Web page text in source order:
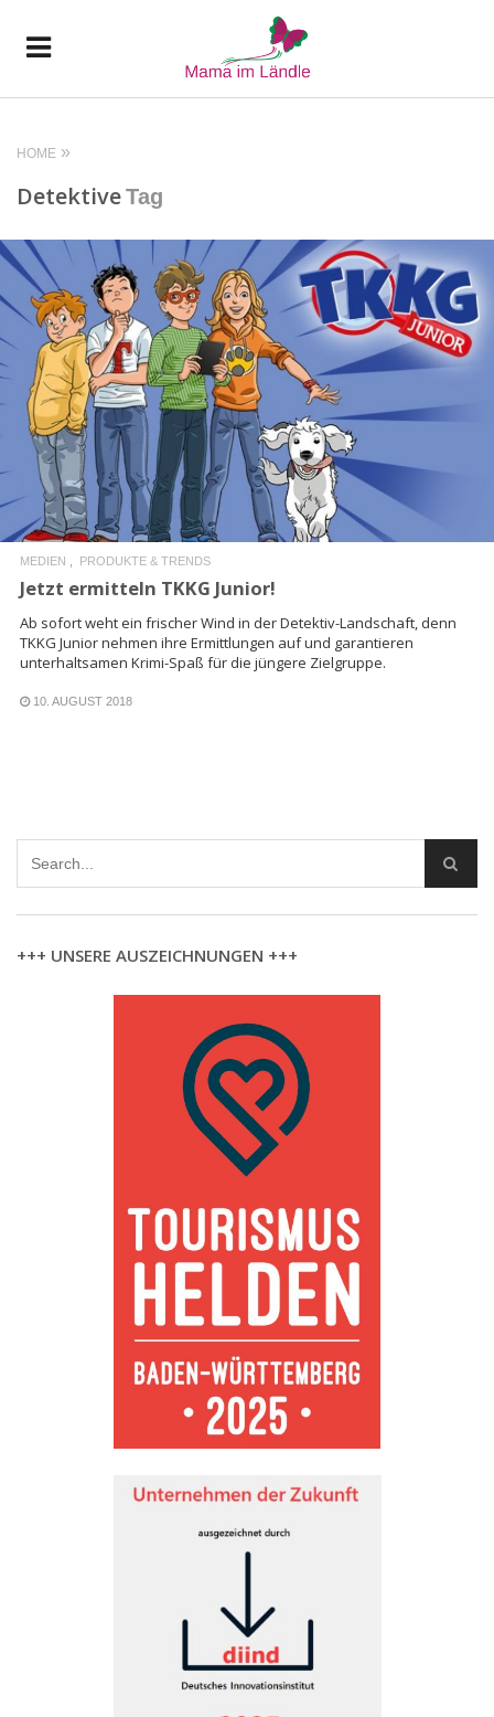
HOME
DetektiveTag
READ MORE
MEDIEN PRODUKTE & TRENDS
Jetzt ermitteln TKKG Junior!
Ab sofort weht ein frischer Wind in der Detektiv-Landschaft, denn
TKKG Junior nehmen ihre Ermittlungen auf und garantieren
unterhaltsamen Krimi-Spaß für die jüngere Zielgruppe.
10. AUGUST 2018
+++ UNSERE AUSZEICHNUNGEN +++